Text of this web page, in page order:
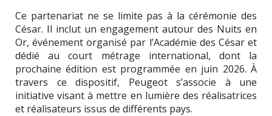
Ce partenariat ne se limite pas à la cérémonie des
César. Il inclut un engagement autour des Nuits en
Or, événement organisé par l’Académie des César et
dédié au court métrage international, dont la
prochaine édition est programmée en juin 2026. À
travers ce dispositif, Peugeot s’associe à une
initiative visant à mettre en lumière des réalisatrices
et réalisateurs issus de différents pays.